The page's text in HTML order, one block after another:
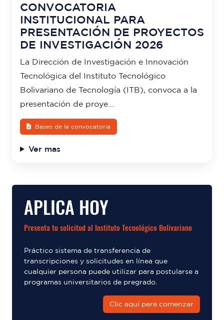
APLICA HOY
Presenta tu solicitud al Instituto Tecnológico Bolivariano
Práctico sistema de transferencia de
transcripciones y solicitudes en línea que
cualquier persona puede utilizar para postularse a
programas universitarios de pregrado.
Clic aquí para comenzar
CONVOCATORIA
INSTITUCIONAL PARA
PRESENTACIÓN DE PROYECTOS
DE INVESTIGACIÓN 2026
La Dirección de Investigación e Innovación
Tecnológica del Instituto Tecnológico
Bolivariano de Tecnología (ITB), convoca a la
presentación de proye...
Bases de la convocatoria
Ver mas